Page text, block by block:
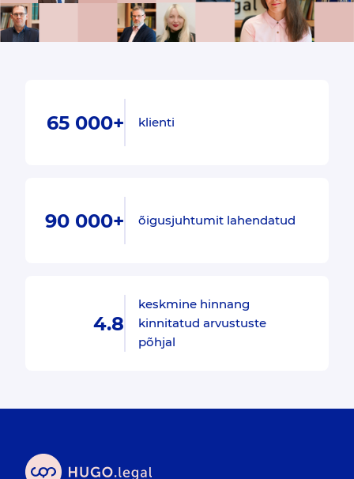
65 000+ klienti
90 000+ õigusjuhtumit lahendatud
4.8
keskmine hinnang
kinnitatud arvustuste
põhjal